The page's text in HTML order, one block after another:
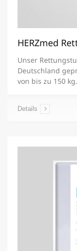
HERZmed
Unser
Deutschland
von bis zu 150 kg.
Details